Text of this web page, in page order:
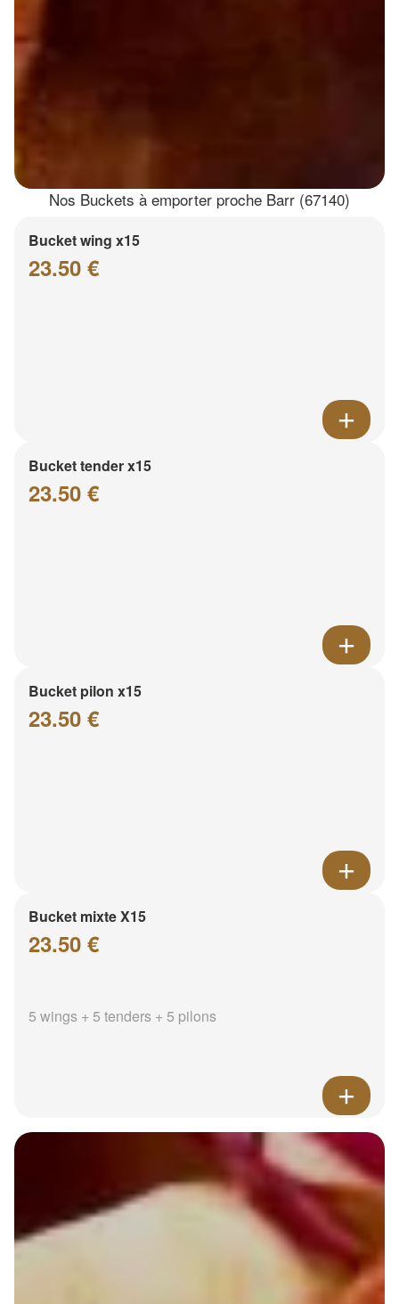
Nos Buckets à emporter proche Barr (67140)
Bucket wing x15
23.50 €
Bucket tender x15
23.50 €
Bucket pilon x15
23.50 €
Bucket mixte X15
23.50 €
5 wings + 5 tenders + 5 pilons